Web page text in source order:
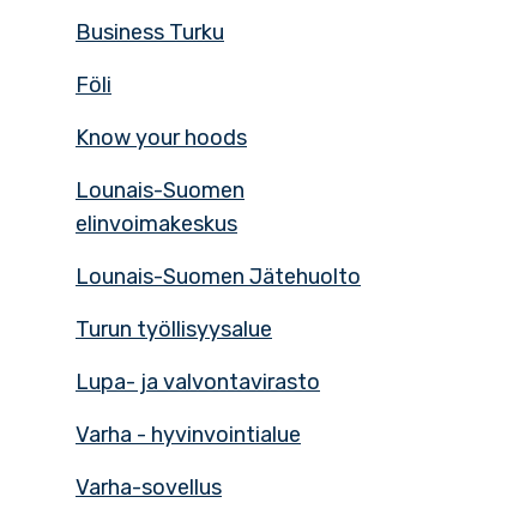
Business Turku
Föli
Know your hoods
Lounais-Suomen
elinvoimakeskus
Lounais-Suomen Jätehuolto
Turun työllisyysalue
Lupa- ja valvontavirasto
Varha - hyvinvointialue
Varha-sovellus